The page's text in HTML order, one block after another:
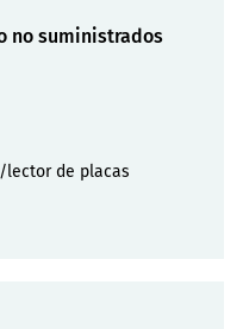
no suministrados
de placas